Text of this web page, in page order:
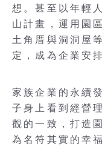
想。甚至以年輕
山計畫，運用園
土角厝與洞洞屋
定，成為企業安
家族企業的永續
子身上看到經營
觀的一致，打造
為名符其實的幸